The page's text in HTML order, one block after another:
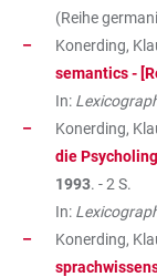
(Reihe
Konerding,
semantics -
In:
Konerding,
die
1993. - 2 S.
In:
Konerding,